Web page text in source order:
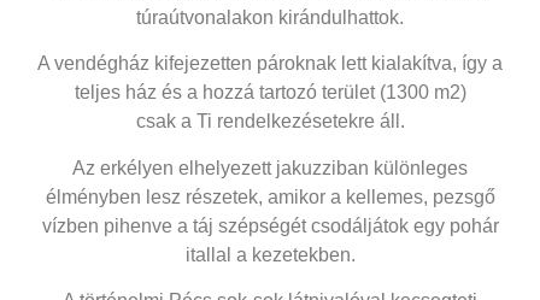
túraútvonalakon kirándulhattok.
A vendégház kifejezetten pároknak lett kialakítva, így a
teljes ház és a hozzá tartozó terület (1300 m2)
csak a Ti rendelkezésetekre áll.
Az erkélyen elhelyezett jakuzziban különleges
élményben lesz részetek, amikor a kellemes, pezsgő
vízben pihenve a táj szépségét csodáljátok egy pohár
itallal a kezetekben.